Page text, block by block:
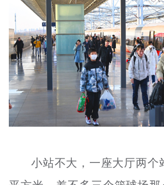
身边好人
文明评论
北京宣传文化引导基金
宣传思想文化人才
资料库小站不大，一座大厅两个